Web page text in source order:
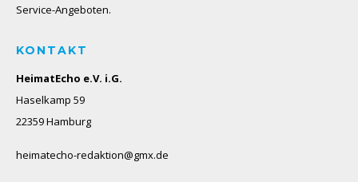
Service-Angeboten.
KONTAKT
HeimatEcho e.V. i.G.
Haselkamp 59
22359 Hamburg
heimatecho-redaktion@gmx.de